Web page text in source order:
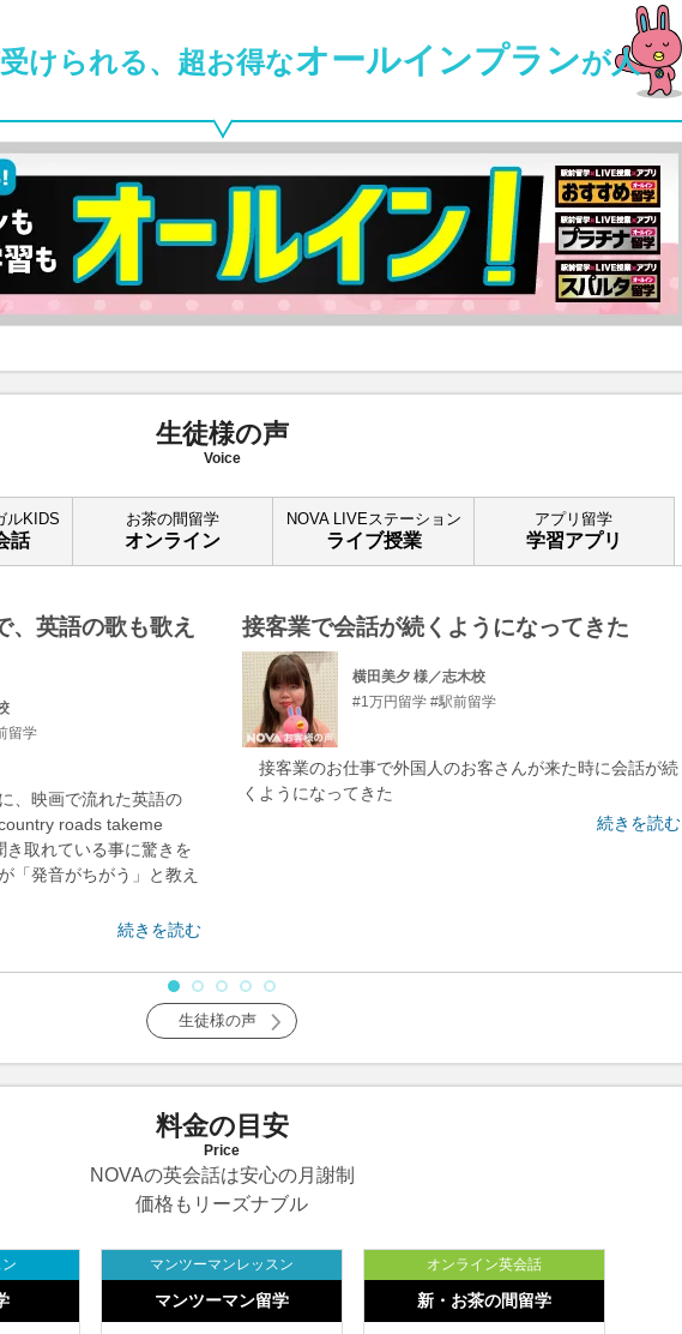
けられる、超お得なオールインプランが人
生徒様の声
Voice
ルKIDS
話
お茶の間留学
オンライン
NOVA LIVEステーション
ライブ授業
アプリ留学
学習アプリ
、英語の歌も歌え
留学
、映画で流れた英語の
roads takeme
取れている事に驚きを
「発音がちがう」と教え
続きを読む
接客業で会話が続くようになってきた
横田美夕 様／志木校
#1万円留学 #駅前留学
接客業のお仕事で外国人のお客さんが来た時に会話が続
くようになってきた
続きを読む
生徒様の声
料金の目安
Price
NOVAの英会話は安心の月謝制
価格もリーズナブル
マンツーマン留学
マンツーマンレッスン
新・お茶の間留学
オンライン英会話